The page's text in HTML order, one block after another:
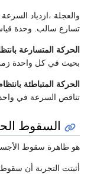
والعجلة ،ازدياد
تسارع سالب. وحدة
الحركة المتسارعة
بحيث في كل واحدة زمن
الحركة المتباطئة
تناقص السرعة في واحدة
السقوط
هو ظاهرة سقوط
أثبتت التجربة أن